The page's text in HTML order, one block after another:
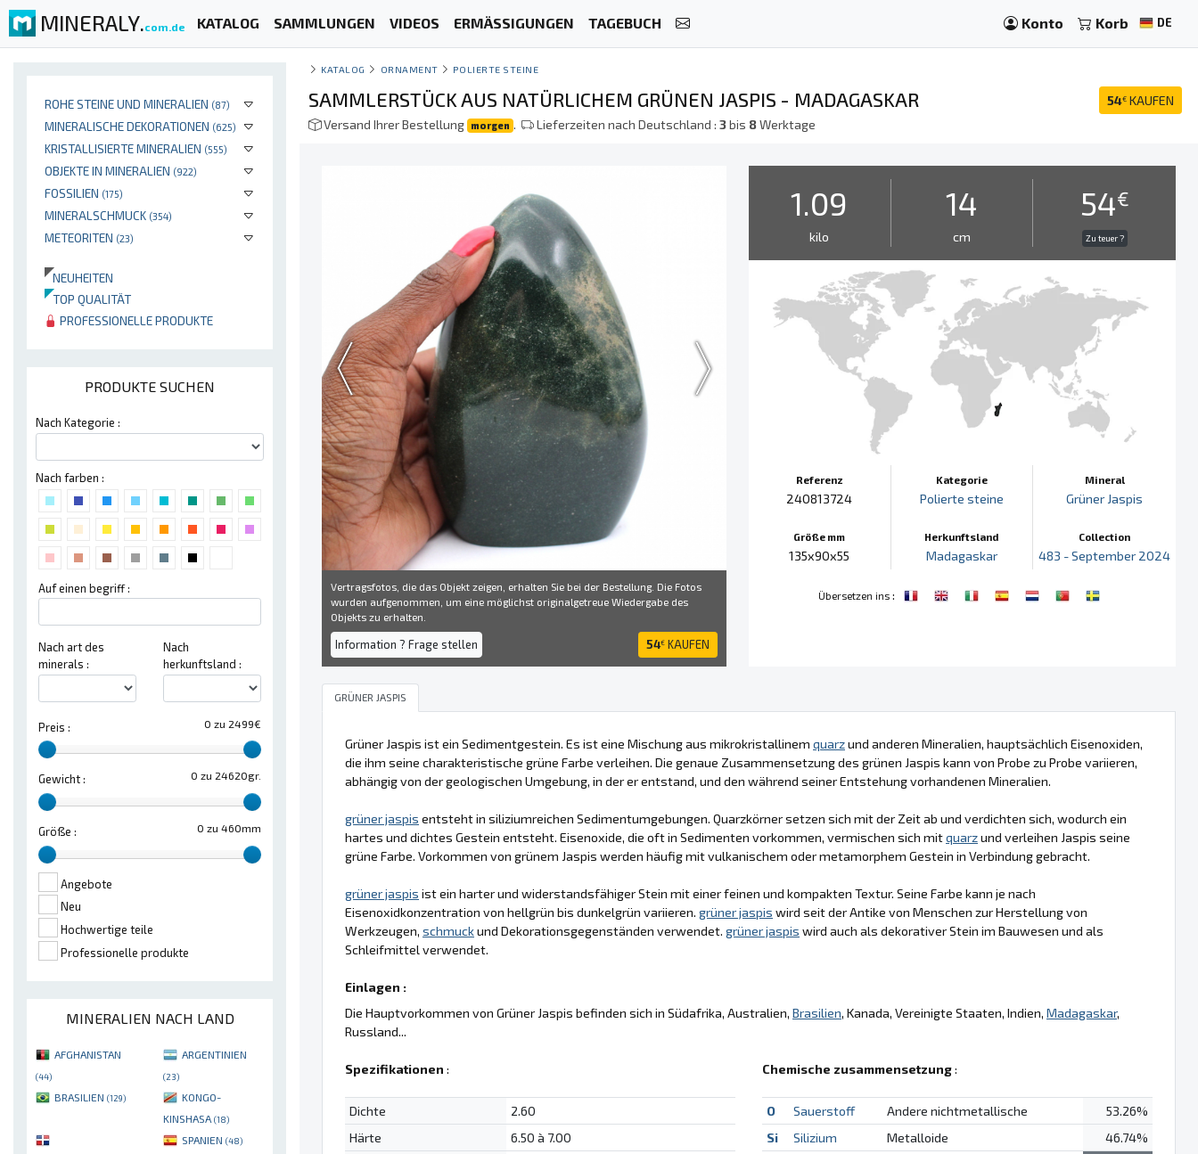
MINERALY.com.de KATALOG SAMMLUNGEN VIDEOS ERMÄSSIGUNGEN TAGEBUCH Konto Korb DE
ROHE STEINE UND MINERALIEN (87)
MINERALISCHE DEKORATIONEN (625)
KRISTALLISIERTE MINERALIEN (555)
OBJEKTE IN MINERALIEN (922)
FOSSILIEN (175)
MINERALSCHMUCK (354)
METEORITEN (23)
NEUHEITEN
TOP QUALITÄT
PROFESSIONELLE PRODUKTE
PRODUKTE SUCHEN
Nach Kategorie :
Nach farben :
Auf einen begriff :
Nach art des
minerals :
Nach
herkunftsland :
0 zu 2499€
Preis :
0 zu 24620gr.
Gewicht :
0 zu 460mm
Größe :
Angebote
Neu
Hochwertige teile
Professionelle produkte
MINERALIEN NACH LAND
AFGHANISTAN
(44)
ARGENTINIEN
(23)
BRASILIEN (129)
KONGO-
KINSHASA (18)
SPANIEN (48)
KATALOG ORNAMENT POLIERTE STEINE
54€ KAUFEN
SAMMLERSTÜCK AUS NATÜRLICHEM GRÜNEN JASPIS - MADAGASKAR
Versand Ihrer Bestellung morgen . Lieferzeiten nach Deutschland :3bis 8Werktage
Vertragsfotos, die das Objekt zeigen, erhalten Sie bei der Bestellung. Die Fotos
wurden aufgenommen, um eine möglichst originalgetreue Wiedergabe des
Objekts zu erhalten.
Information ? Frage stellen 54€ KAUFEN
1.09
kilo
14
cm
54€
Zu teuer ?
Referenz
240813724
Größe mm
135x90x55
Kategorie
Polierte steine
Herkunftsland
Madagaskar
Mineral
Grüner Jaspis
Collection
483 - September 2024
Übersetzen ins :
GRÜNER JASPIS
Grüner Jaspis ist ein Sedimentgestein. Es ist eine Mischung aus mikrokristallinem quarzund anderen Mineralien, hauptsächlich Eisenoxiden,
die ihm seine charakteristische grüne Farbe verleihen. Die genaue Zusammensetzung des grünen Jaspis kann von Probe zu Probe variieren,
abhängig von der geologischen Umgebung, in der er entstand, und den während seiner Entstehung vorhandenen Mineralien.
grüner jaspis entsteht in siliziumreichen Sedimentumgebungen. Quarzkörner setzen sich mit der Zeit ab und verdichten sich, wodurch ein
hartes und dichtes Gestein entsteht. Eisenoxide, die oft in Sedimenten vorkommen, vermischen sich mitquarzund verleihen Jaspis seine
grüne Farbe. Vorkommen von grünem Jaspis werden häufig mit vulkanischem oder metamorphem Gestein in Verbindung gebracht.
grüner jaspis ist ein harter und widerstandsfähiger Stein mit einer feinen und kompakten Textur. Seine Farbe kann je nach
Eisenoxidkonzentration von hellgrün bis dunkelgrün variieren. grüner jaspis wird seit der Antike von Menschen zur Herstellung von
Werkzeugen, schmuckund Dekorationsgegenständen verwendet. grüner jaspis wird auch als dekorativer Stein im Bauwesen und als
Schleifmittel verwendet.
Einlagen :
Die Hauptvorkommen von Grüner Jaspis befinden sich in Südafrika, Australien, Brasilien, Kanada, Vereinigte Staaten, Indien, Madagaskar,
Russland...
Spezifikationen :
Dichte
2.60
Härte
6.50 à 7.00
Chemische zusammensetzung:
O Sauerstoff Andere nichtmetallische
53.26%
Si
Silizium Metalloide
46.74%